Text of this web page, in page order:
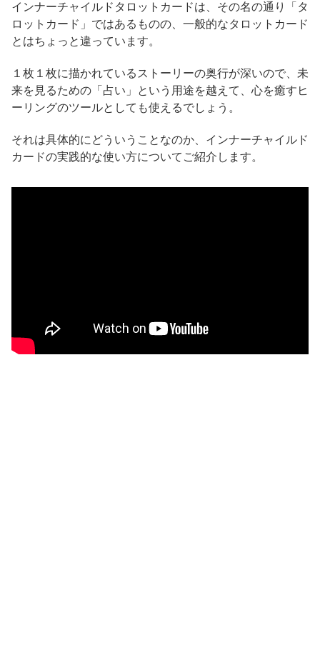
インナーチャイルドタロットカードは、その名の通り「タ
ロットカード」ではあるものの、一般的なタロットカード
とはちょっと違っています。
１枚１枚に描かれているストーリーの奥行が深いので、未
来を見るための「占い」という用途を越えて、心を癒すヒ
ーリングのツールとしても使えるでしょう。
それは具体的にどういうことなのか、インナーチャイルド
カードの実践的な使い方についてご紹介します。